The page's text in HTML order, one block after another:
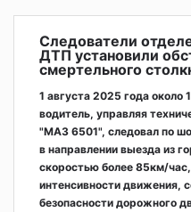
Следователи
ДТП установили
смертельного
1 августа 2025 года около
водитель, управляя
"МАЗ 6501", следовал по
в направлении выезда из
скоростью более 85км/час,
интенсивности движения,
безопасности дорожного